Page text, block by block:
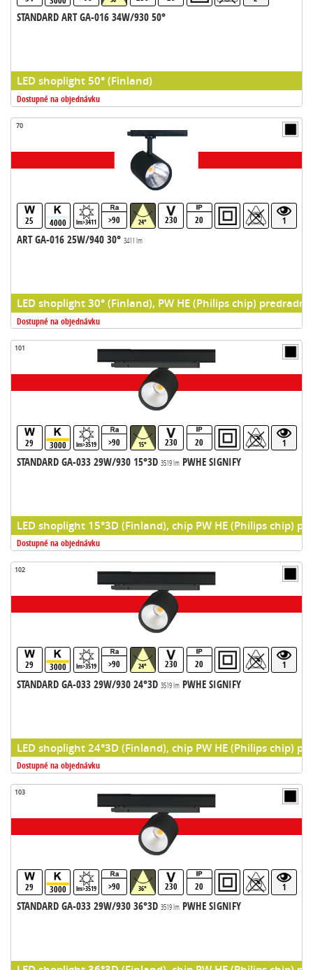
STANDARD ART GA-016 34W/930 50°
LED shoplight 50° (Finland)
Dostupné na objednávku
70
25 4000 lm>3411 >90 24° 230 20 1
ART GA-016 25W/940 30° 3411 lm
LED shoplight 30° (Finland), PW HE (Philips chip)
Dostupné na objednávku
101
29 3000 lm>3519 >90 15° 230 20 1
STANDARD GA-033 29W/930 15°3D 3519 lmPWHE SIGNIFY
LED shoplight 15°3D (Finland), chip PW HE (Philips chip)
Dostupné na objednávku
102
29 3000 lm>3519 >90 24° 230 20 1
STANDARD GA-033 29W/930 24°3D 3519 lmPWHE SIGNIFY
LED shoplight 24°3D (Finland), chip PW HE (Philips chip)
Dostupné na objednávku
103
29 3000 lm>3519 >90 36° 230 20 1
STANDARD GA-033 29W/930 36°3D 3519 lmPWHE SIGNIFY